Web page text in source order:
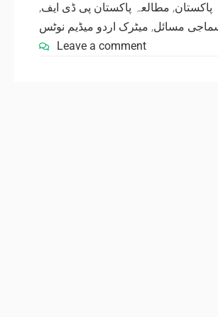
, مطالعہ پاکستان پی ڈی ایف,
مسائل, میٹرک اردو میڈیم نوٹس
Leave a comment